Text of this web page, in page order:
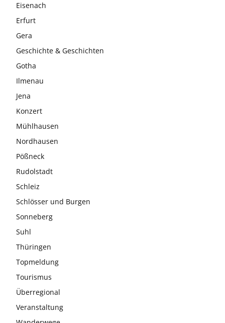
Eisenach
Erfurt
Gera
Geschichte & Geschichten
Gotha
Ilmenau
Jena
Konzert
Mühlhausen
Nordhausen
Pößneck
Rudolstadt
Schleiz
Schlösser und Burgen
Sonneberg
Suhl
Thüringen
Topmeldung
Tourismus
Überregional
Veranstaltung